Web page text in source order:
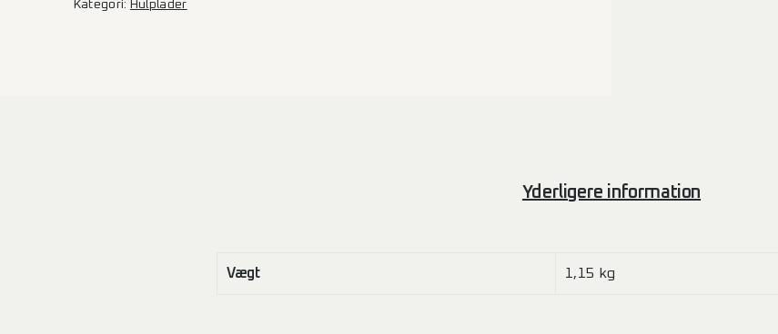
Kategori: Hulplader
Yderligere information
Vægt 1,15 kg